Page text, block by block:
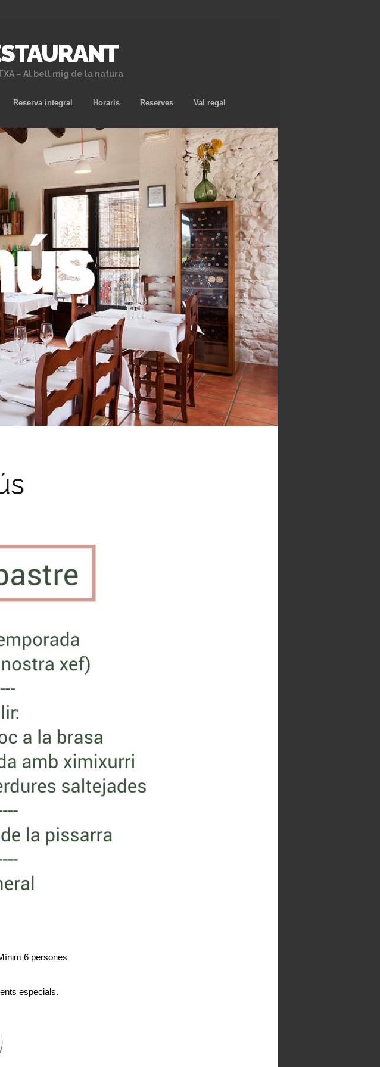
– Al bell mig de la natura
Reserva integral Horaris Reserves Val regal
6 persones
especials.